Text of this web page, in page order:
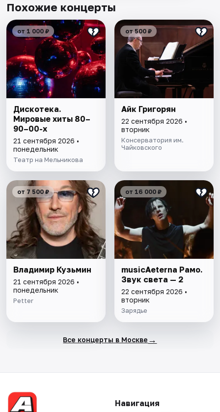
Похожие концерты
от 1 000 ₽
Дискотека.
Мировые хиты 80–
90–00-х
21 сентября 2026 •
понедельник
Театр на Мельникова
от 500 ₽
Айк Григорян
22 сентября 2026 •
вторник
Консерватория им.
Чайковского
от 7 500 ₽
Владимир Кузьмин
21 сентября 2026 •
понедельник
Petter
от 16 000 ₽
musicAeterna Рамо.
Звук света — 2
22 сентября 2026 •
вторник
Зарядье
Все концерты в Москве →
Навигация